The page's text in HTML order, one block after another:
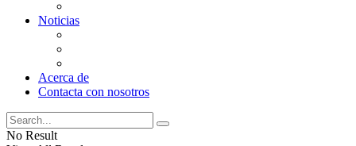
Noticias
Acerca de
Contacta con nosotros
No Result